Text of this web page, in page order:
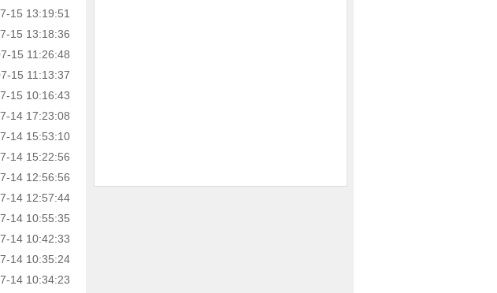
15 13:19:51
15 13:18:36
15 11:26:48
15 11:13:37
15 10:16:43
14 17:23:08
14 15:53:10
14 15:22:56
14 12:56:56
14 12:57:44
14 10:55:35
14 10:42:33
14 10:35:24
14 10:34:23